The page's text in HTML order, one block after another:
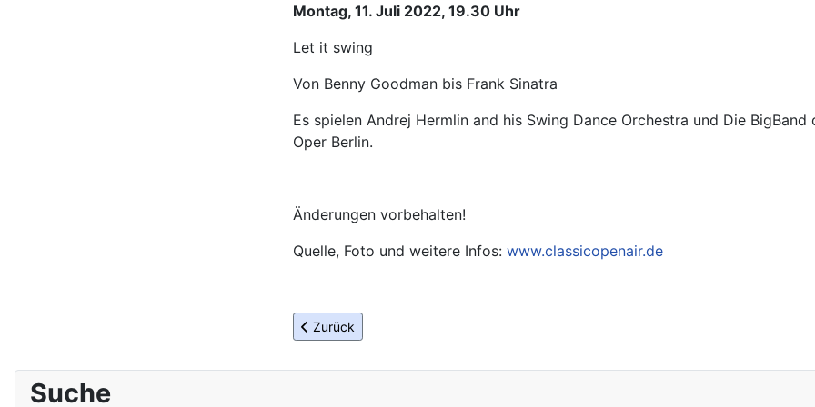
Montag, 11. Juli 2022, 19.30 Uhr
Let it swing
Von Benny Goodman bis Frank Sinatra
Es spielen Andrej Hermlin and his Swing Dance Orchestra und Die BigBand
Oper Berlin.
Änderungen vorbehalten!
Quelle, Foto und weitere Infos: www.classicopenair.de
Vorheriger Beitrag: Buchvorstellung: Keen Tied, keen Tied!
Zurück
Suche